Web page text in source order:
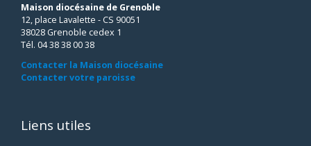
Maison diocésaine de Grenoble
12, place Lavalette - CS 90051
38028 Grenoble cedex 1
Tél. 04 38 38 00 38
Contacter la Maison diocésaine
Contacter votre paroisse
Liens utiles